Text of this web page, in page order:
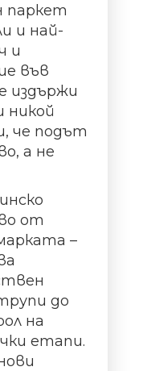
паркет
и най-
и
във
издържи
никой
че подът
а не
от
–
до
на
етапи.